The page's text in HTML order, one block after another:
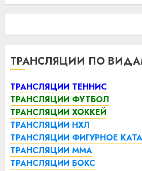
ТРАНСЛЯЦИИ ПО
ТРАНСЛЯЦИИ ТЕННИС
ТРАНСЛЯЦИИ ФУТБОЛ
ТРАНСЛЯЦИИ ХОККЕЙ
ТРАНСЛЯЦИИ НХЛ
ТРАНСЛЯЦИИ ФИГУРНОЕ
ТРАНСЛЯЦИИ ММА
ТРАНСЛЯЦИИ БОКС